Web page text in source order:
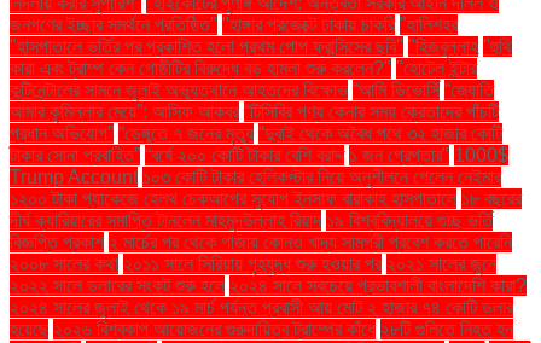
জনগণের ইচ্ছার সমর্থনে প্রতিষ্ঠিত" "হাঙ্গার প্রজেক্টে ঢাকায় চাকরি "হালিশহর
"হাসপাতালে ভর্তির পর প্রকাশিত হলো প্রথম পোপ ফ্রান্সিসের ছবি" "হিজবুল্লাহ "হুথি
কারা এবং ট্রাম্প কেন গোষ্ঠীটির বিরুদ্ধে বড় হামলা শুরু করলেন?" "হোটেল ইন্টার
কন্টিনেন্টালের সামনে জুলাই অভ্যুত্থানে আহতদের বিক্ষোভ “আমি ডিভোর্সি “জ্যোতি
আমার কুমিল্লার মেয়ে”: আসিফ আকবর “টিসিবির পণ্য কেনার সময় ক্রেতাদের পাঁচটি
প্রধান অভিযোগ” “ডেঙ্গুতে ৭ জনের মৃত্যু “দুবাই থেকে অবৈধ পথে ৩২ হাজার কোটি
টাকার সোনা প্রবাহিত” “বর্ষে ২০০ কোটি টাকার বেশি বরাদ্দ ১ জন গ্রেপ্তার" 1000$
Trump Account ১০৩ কোটি টাকার হেলিকপ্টার নিয়ে অনুশীলনে গেলেন নেইমার
১২০০ টাকা প্যাকেজে হেলথ চেকআপের সুযোগ ইনসাফ বারাকাহ হাসপাতালে ১৮ বছরের
দীর্ঘ ক্যারিয়ারের সমাপ্তি টানলেন মাহমুদউল্লাহ রিয়াদ ১৯ বিশ্ববিদ্যালয়ে গুচ্ছ ভর্তি
বিজ্ঞপ্তি প্রকাশ ২ মার্চের পর থেকে গাজায় কোনও খাদ্য সামগ্রী প্রবেশ করতে পারেনি
২০০৮ সালের কথা ২০১১ সালে সিরিয়ায় গৃহযুদ্ধ শুরু হওয়ার পর ২০২১ সালের জুনে
২০২২ সালে ডলারের সংকট শুরু হলে ২০২৪ সালে সবচেয়ে প্রভাবশালী বাংলাদেশি কারা?
২০২৪ সালের জুলাই থেকে ১৯ মার্চ পর্যন্ত প্রবাসী আয় মোট ২ হাজার ৭৪ কোটি ডলার
হয়েছে ২০২৬ বিশ্বকাপ আয়োজনের গুরুদায়িত্ব ট্রাম্পের কাঁধে ২৮টি গুলিতে নিহত হন